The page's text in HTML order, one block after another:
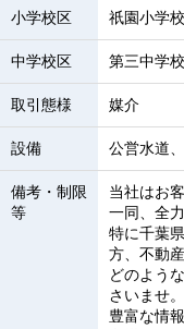
小学校区 祇園小学
中学校区 第三中学
取引態様 媒介
設備 公営水道
備考・制限
等
当社はお
一同、全
特に千葉
方、不動
どのよう
さいませ。
豊富な情